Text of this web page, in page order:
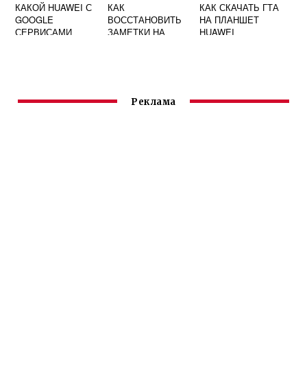
КАКОЙ HUAWEI С
GOOGLE
СЕРВИСАМИ
КАК
ВОССТАНОВИТЬ
ЗАМЕТКИ НА
КАК СКАЧАТЬ ГТА
НА ПЛАНШЕТ
HUAWEI
Реклама